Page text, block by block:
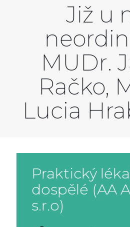
Již u
MUDr.
Račko,
Lucia
Praktický
dospělé (AA
s.r.o)